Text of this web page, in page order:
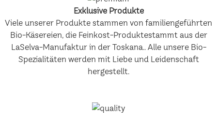
Exklusive Produkte
Viele unserer Produkte stammen von familiengeführten
Bio-Käsereien, die Feinkost-Produktestammt aus der
LaSelva-Manufaktur in der Toskana.. Alle unsere Bio-
Spezialitäten werden mit Liebe und Leidenschaft
hergestellt.